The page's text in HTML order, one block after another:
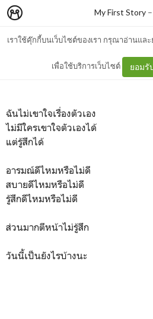
เราใช้คุ๊กกี้บนเว็บไซต์ของเรา กรุณาอ่านแล
เพื่อใช้บริการเว็บไซต์ ยอมรั
My First Story –
เรื่องตั
ฉันไม่เขาใจเรื่องตัวเอง
ไม่มีใครเขาใจตัวเองได้
แต่รู้สึกได้
อารมณ์ดีไหมหรือไม่ดี
สบายดีไหมหรือไม่ดี
รู้สึกดีไหมหรือไม่ดี
ส่วนมากตีหน้าไม่รู้สึก
วันนี้เป็นยังไรบ้างนะ